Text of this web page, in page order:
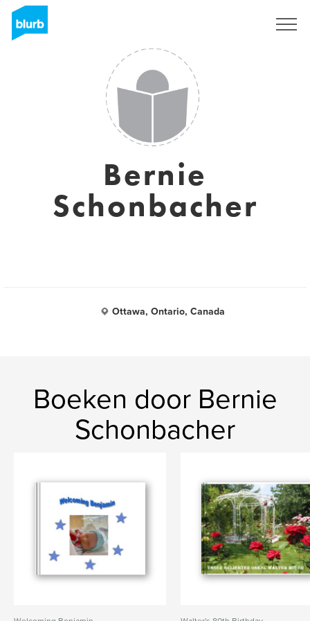
Bernie
Schonbacher
Ottawa, Ontario, Canada
Boeken door Bernie
Schonbacher